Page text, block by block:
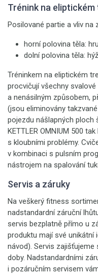
Trénink na
Posilované partie a vliv na
horní polovina těla:
dolní polovina těla:
Tréninkem na eliptickém
procvičují všechny
a nenásilným způsobem,
(jsou eliminovány
pojezdu nášlapných ploch
KETTLER OMNIUM 500
s kloubními problémy.
v kombinaci s pulsním
nástrojem na spalování
Servis a záruky
Na veškerý fitness
nadstandardní záruční
servis bezplatně přímo u
produktu mají své
návod). Servis
doby. Nadstandardními
i pozáručním servisem